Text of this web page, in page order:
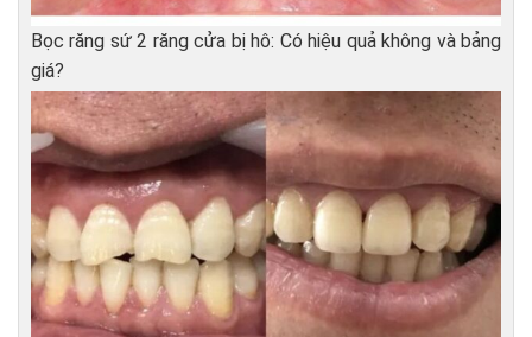
Bọc răng sứ 2 răng cửa bị hô: Có hiệu quả không và bảng
giá?